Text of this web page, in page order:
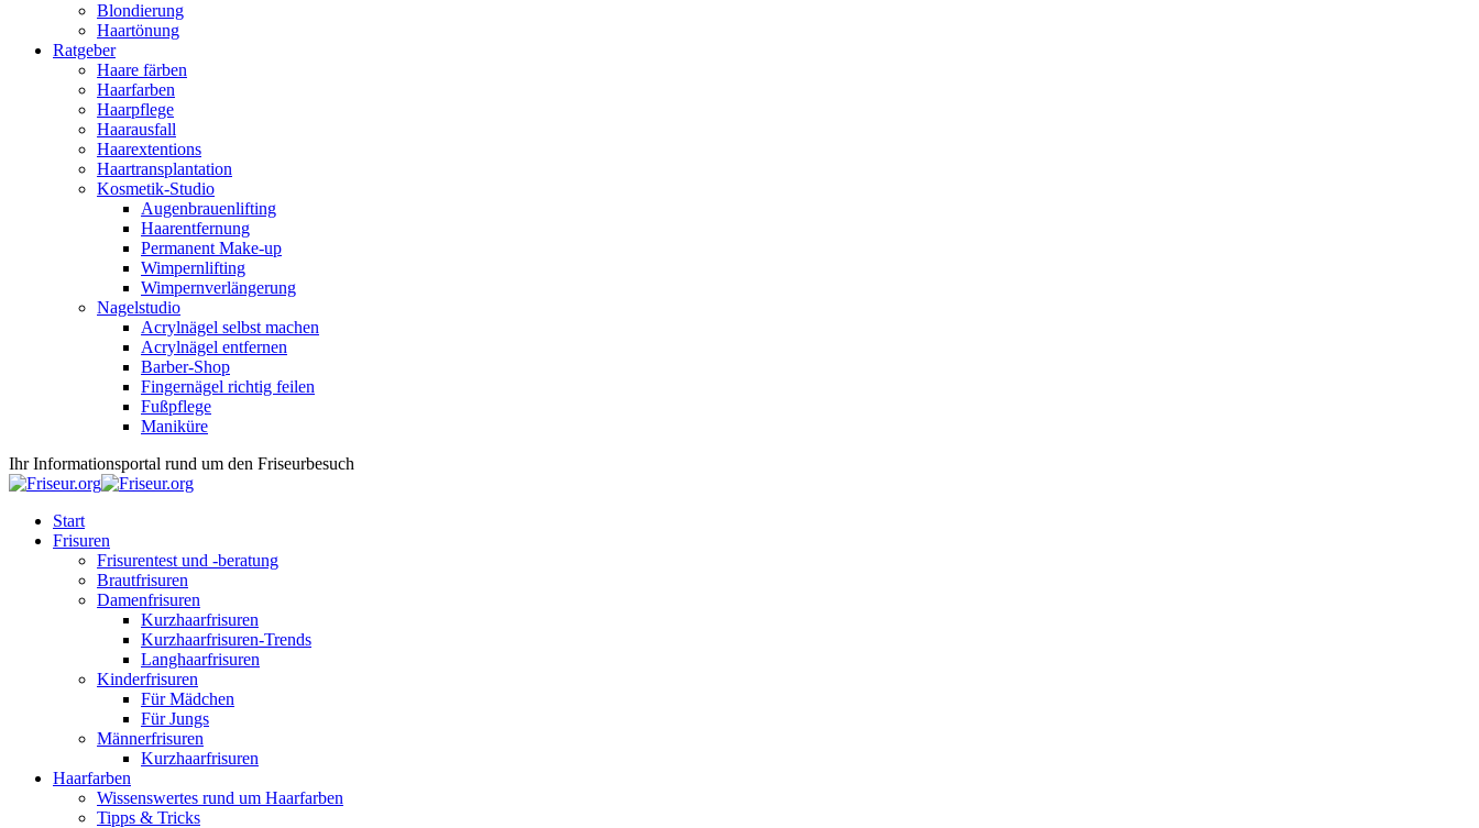
Blondierung
Haartönung
Ratgeber
Haare färben
Haarfarben
Haarpflege
Haarausfall
Haarextentions
Haartransplantation
Kosmetik-Studio
Augenbrauenlifting
Haarentfernung
Permanent Make-up
Wimpernlifting
Wimpernverlängerung
Nagelstudio
Acrylnägel selbst machen
Acrylnägel entfernen
Barber-Shop
Fingernägel richtig feilen
Fußpflege
Maniküre
Ihr Informationsportal rund um den Friseurbesuch
Start
Frisuren
Frisurentest und -beratung
Brautfrisuren
Damenfrisuren
Kurzhaarfrisuren
Kurzhaarfrisuren-Trends
Langhaarfrisuren
Kinderfrisuren
Für Mädchen
Für Jungs
Männerfrisuren
Kurzhaarfrisuren
Haarfarben
Wissenswertes rund um Haarfarben
Tipps & Tricks